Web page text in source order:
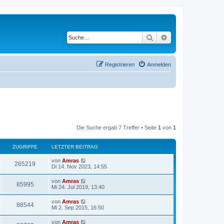
Suche
Anmelden
Registrieren
Die Suche ergab 7 Treffer • Seite 1 von 1
ZUGRIFFE LETZTER BEITRAG
265219
u
i
L
e
t
e
r
B
e
i
t
von Amras
Di 14. Nov 2023, 14:55
85995Z
u
L
e
t
e
r
B
von Amras
Mi 24. Jul 2019, 13:40
88544Z
u
L
e
von Amras
Mi 2. Sep 2015, 16:50
L
von Amras